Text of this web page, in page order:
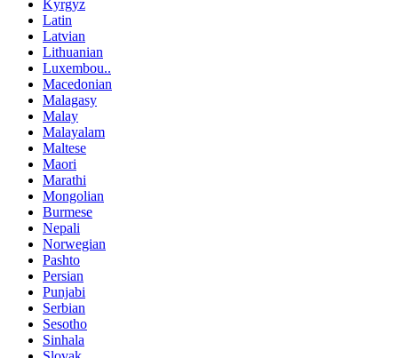
Kyrgyz
Latin
Latvian
Lithuanian
Luxembou..
Macedonian
Malagasy
Malay
Malayalam
Maltese
Maori
Marathi
Mongolian
Burmese
Nepali
Norwegian
Pashto
Persian
Punjabi
Serbian
Sesotho
Sinhala